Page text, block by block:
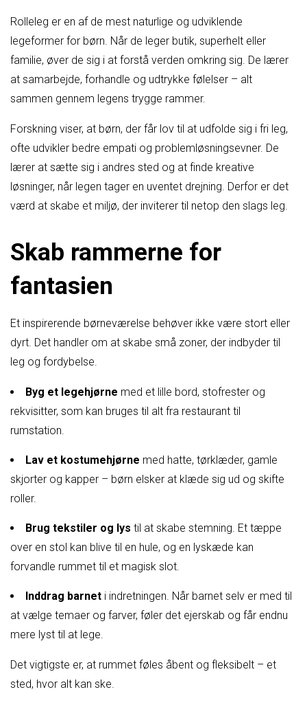
Rolleleg er en af de mest naturlige og udviklende
legeformer for børn. Når de leger butik, superhelt eller
familie, øver de sig i at forstå verden omkring sig. De lærer
at samarbejde, forhandle og udtrykke følelser – alt
sammen gennem legens trygge rammer.
Forskning viser, at børn, der får lov til at udfolde sig i fri leg,
ofte udvikler bedre empati og problemløsningsevner. De
lærer at sætte sig i andres sted og at finde kreative
løsninger, når legen tager en uventet drejning. Derfor er det
værd at skabe et miljø, der inviterer til netop den slags leg.
Skab rammerne for
fantasien
Et inspirerende børneværelse behøver ikke være stort eller
dyrt. Det handler om at skabe små zoner, der indbyder til
leg og fordybelse.
Byg et legehjørne med et lille bord, stofrester og
rekvisitter, som kan bruges til alt fra restaurant til
rumstation.
Lav et kostumehjørne med hatte, tørklæder, gamle
skjorter og kapper – børn elsker at klæde sig ud og skifte
roller.
Brug tekstiler og lys til at skabe stemning. Et tæppe
over en stol kan blive til en hule, og en lyskæde kan
forvandle rummet til et magisk slot.
Inddrag barnet i indretningen. Når barnet selv er med til
at vælge temaer og farver, føler det ejerskab og får endnu
mere lyst til at lege.
Det vigtigste er, at rummet føles åbent og fleksibelt – et
sted, hvor alt kan ske.